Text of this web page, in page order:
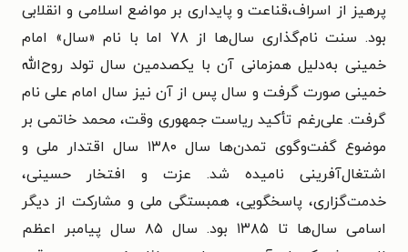
پرهیز از اسراف،قناعت و پایداری بر مواضع اسلامی و انقلابی
بود.
سنت نام‌گذاری سال‌ها از ۷۸ اما با نام «سال» امام
خمینی به‌دلیل همزمانی آن با یکصدمین سال تولد روح‌الله
خمینی صورت گرفت و سال پس از آن نیز سال امام علی نام
گرفت. علی‌رغم تأکید ریاست جمهوری وقت، محمد خاتمی بر
موضوع گفت‌وگوی تمدن‌ها سال ۱۳۸۰ سال اقتدار ملی و
اشتغال‌آفرینی نامیده شد. عزت و افتخار حسینی،
خدمت‌گزاری، پاسخگویی، همبستگی ملی و مشارکت از دیگر
اسامی سال‌ها تا ۱۳۸۵ بود. سال ۸۵ سال پیامبر اعظم